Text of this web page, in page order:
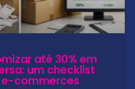
até 30% em
um checklist
commerces